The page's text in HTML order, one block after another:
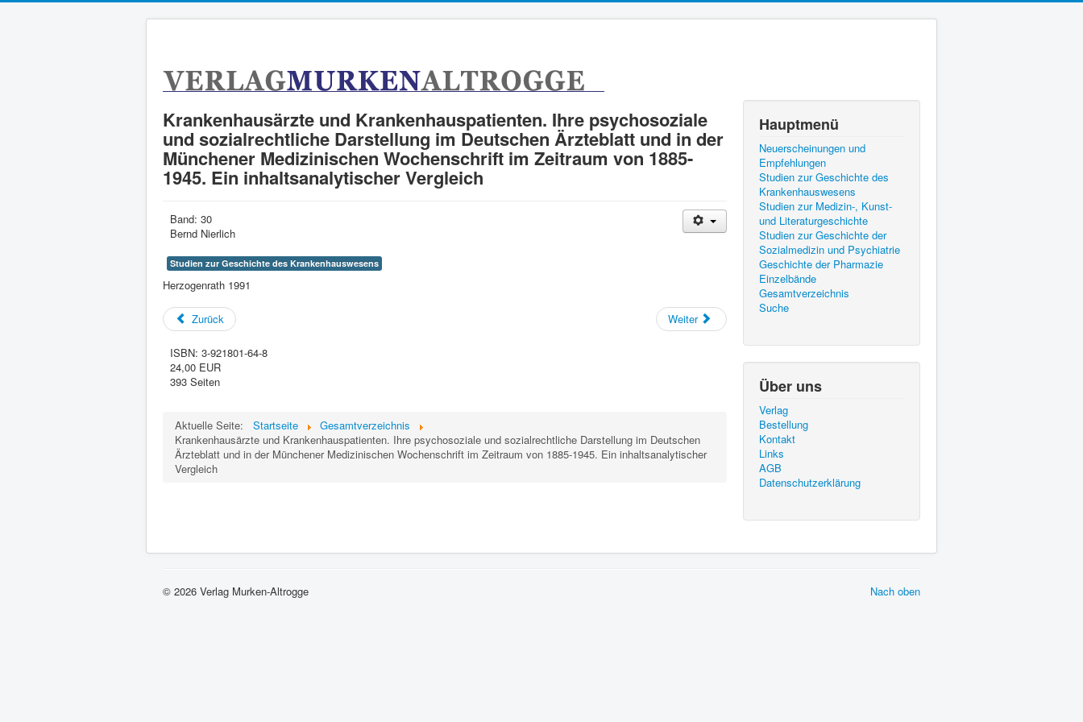
Krankenhausärzte und Krankenhauspatienten. Ihre psychosoziale
und sozialrechtliche Darstellung im Deutschen Ärzteblatt und in der
Münchener Medizinischen Wochenschrift im Zeitraum von 1885-
1945. Ein inhaltsanalytischer Vergleich
Band: 30
Bernd Nierlich
Studien zur Geschichte des Krankenhauswesens
Herzogenrath 1991
Zurück Weiter
ISBN: 3-921801-64-8
24,00 EUR
393 Seiten
Aktuelle Seite: Startseite
Gesamtverzeichnis
Krankenhausärzte und Krankenhauspatienten. Ihre psychosoziale und sozialrechtliche Darstellung im Deutschen
Ärzteblatt und in der Münchener Medizinischen Wochenschrift im Zeitraum von 1885-1945. Ein inhaltsanalytischer
Vergleich
Hauptmenü
Neuerscheinungen und
Empfehlungen
Studien zur Geschichte des
Krankenhauswesens
Studien zur Medizin-, Kunst-
und Literaturgeschichte
Studien zur Geschichte der
Sozialmedizin und Psychiatrie
Geschichte der Pharmazie
Einzelbände
Gesamtverzeichnis
Suche
Über uns
Verlag
Bestellung
Kontakt
Links
AGB
Datenschutzerklärung
Nach oben
© 2026 Verlag Murken-Altrogge